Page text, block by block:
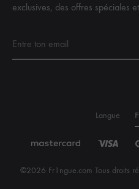
exclusives, des offres spéciales
©2026 Fr1ngue.com Tous droits
Langue